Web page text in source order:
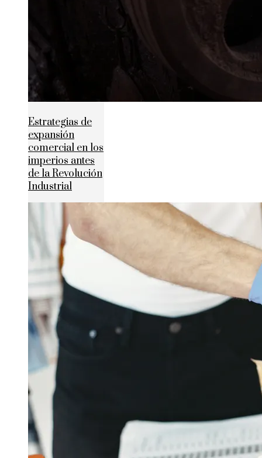
Estrategias de
expansión
comercial en los
imperios antes
de la Revolución
Industrial